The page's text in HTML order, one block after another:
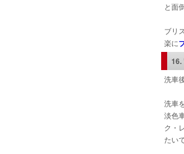
と面
ブリ
楽に
16.
洗車
洗車
淡色
ク・
たい